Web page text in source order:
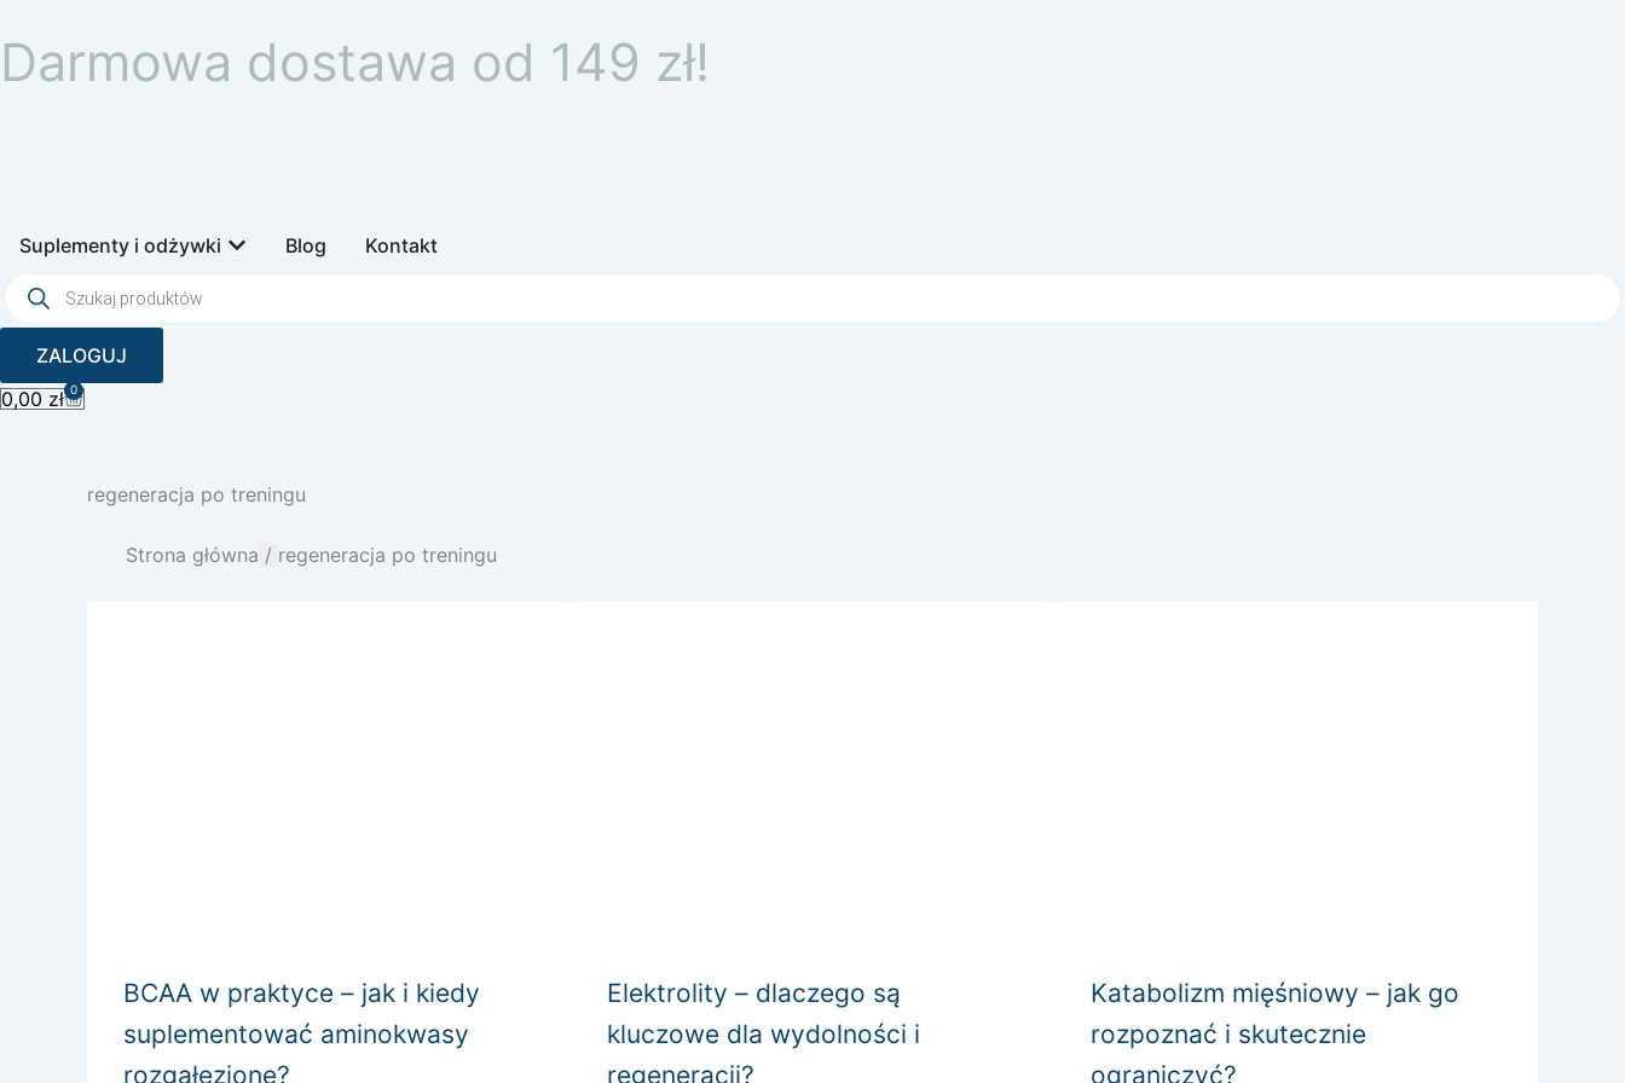
do
treści
Darmowa dostawa od 149 zł!
Suplementy i odżywki Open Suplementy i odżywki
Blog Kontakt
produktów
ZALOGUJ
0,00 zł 0
Wózek
regeneracja po treningu
Strona główna / regeneracja po treningu
BCAA w praktyce – jak i kiedy
suplementować aminokwasy
rozgałęzione?
Elektrolity – dlaczego są
kluczowe dla wydolności i
regeneracji?
Katabolizm mięśniowy – jak go
rozpoznać i skutecznie
ograniczyć?